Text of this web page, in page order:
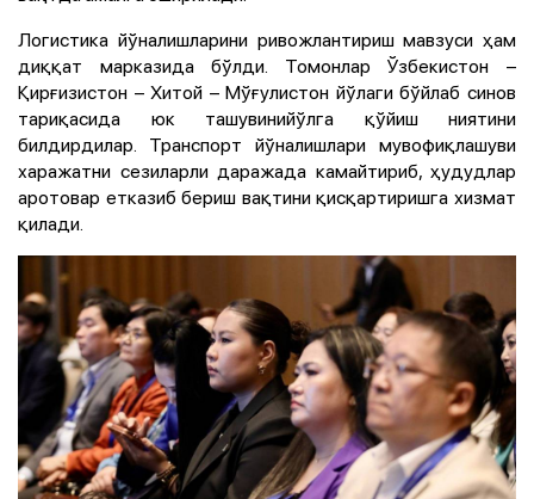
Логистика йўналишларини ривожлантириш мавзуси ҳам
диққат марказида бўлди. Томонлар Ўзбекистон –
Қирғизистон – Хитой – Мўғулистон йўлаги бўйлаб синов
тариқасида юк ташувинийўлга қўйиш ниятини
билдирдилар. Транспорт йўналишлари мувофиқлашуви
харажатни сезиларли даражада камайтириб, ҳудудлар
аротовар етказиб бериш вақтини қисқартиришга хизмат
қилади.